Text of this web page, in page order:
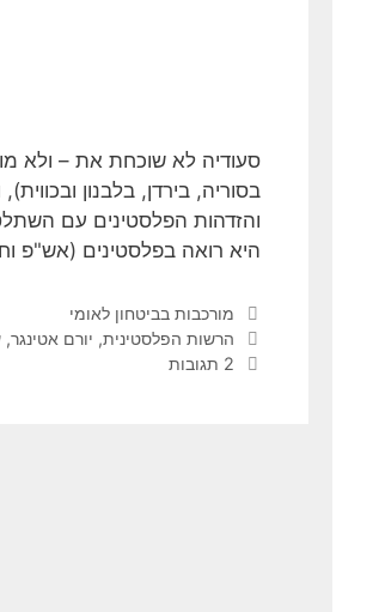
סעודיה לא שוכחת את – ולא
היא רואה בפלסטינים (אש"פ
קטגוריות
מורכבות בביטחון לאומי
תגיות
הרשות הפלסטינית, יורם אטינגר,
2 תגובות